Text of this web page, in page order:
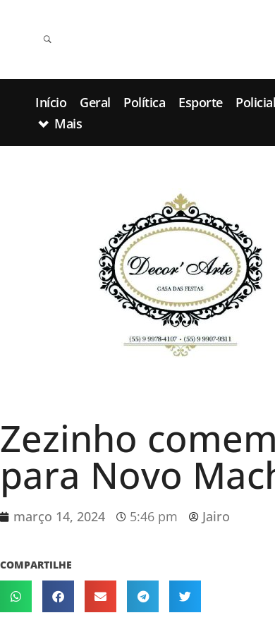
Início Geral Política Esporte Policial
Mais
Zezinho
para Novo
março 14, 2024 5:46 pm Jairo
COMPARTILHE